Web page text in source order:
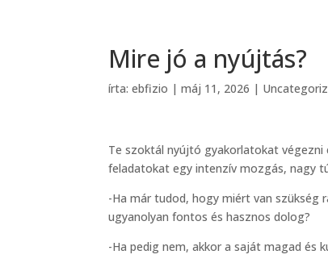
Mire jó a nyújtás?
írta:ebfizio |máj 11, 2026 |
Te szoktál nyújtó gyakorlatokat végezni
feladatokat egy intenzív mozgás, nagy
-Ha már tudod, hogy miért van szükség
ugyanolyan fontos és hasznos dolog?
-Ha pedig nem, akkor a saját magad és